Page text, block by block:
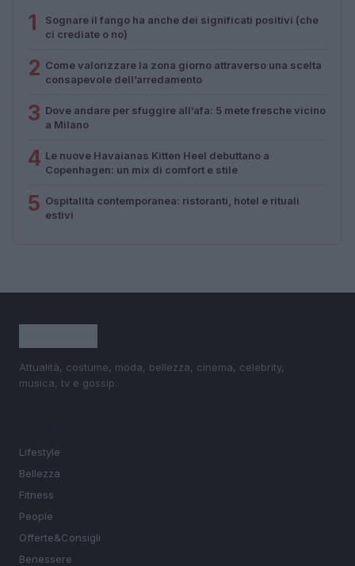
1
Sognare il fango ha anche dei significati positivi (che
ci crediate o no)
2 Come valorizzare la zona giorno attraverso una scelta
consapevole dell’arredamento
3 Dove andare per sfuggire all’afa: 5 mete fresche vicino
a Milano
4 Le nuove Havaianas Kitten Heel debuttano a
Copenhagen: un mix di comfort e stile
5 Ospitalità contemporanea: ristoranti, hotel e rituali
estivi
Attualità, costume, moda, bellezza, cinema, celebrity,
musica, tv e gossip.
Lifestyle
Bellezza
Fitness
People
Offerte&Consigli
Benessere